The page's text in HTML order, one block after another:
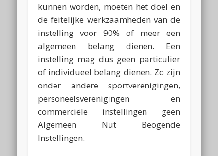
kunnen worden, moeten het doel en
de feitelijke werkzaamheden van de
instelling voor 90% of meer een
algemeen belang dienen. Een
instelling mag dus geen particulier
of individueel belang dienen. Zo zijn
onder andere sportverenigingen,
personeelsverenigingen en
commerciële instellingen geen
Algemeen Nut Beogende
Instellingen.